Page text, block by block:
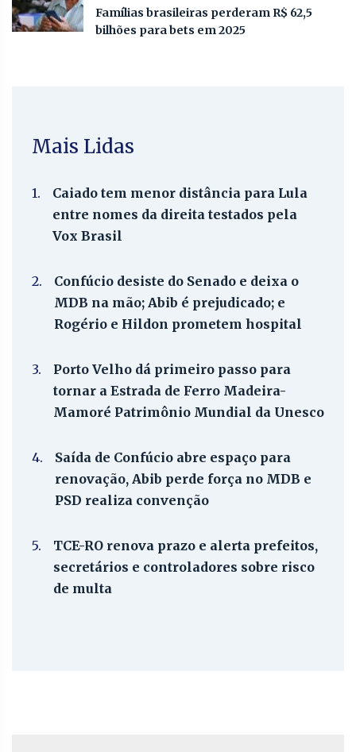
Famílias brasileiras perderam R$ 62,5
bilhões para bets em 2025
Mais Lidas
1.
Caiado tem menor distância para Lula
entre nomes da direita testados pela
Vox Brasil
2.
Confúcio desiste do Senado e deixa o
MDB na mão; Abib é prejudicado; e
Rogério e Hildon prometem hospital
3.
Porto Velho dá primeiro passo para
tornar a Estrada de Ferro Madeira-
Mamoré Patrimônio Mundial da Unesco
4.
Saída de Confúcio abre espaço para
renovação, Abib perde força no MDB e
PSD realiza convenção
5.
TCE-RO renova prazo e alerta prefeitos,
secretários e controladores sobre risco
de multa